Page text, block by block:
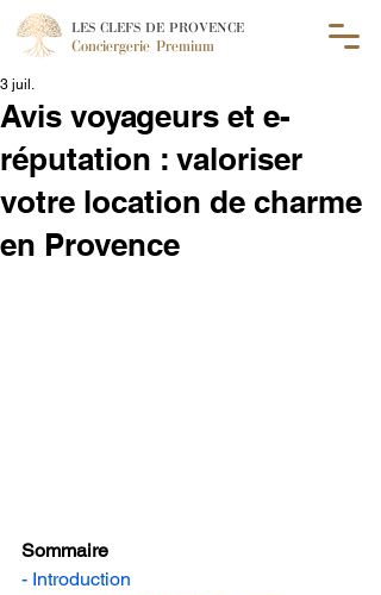
LES CLEFS DE PROVENCE
Conciergerie Premium
Avis voyageurs et e-
réputation : valoriser
votre location de charme
en Provence
3 juil.
Sommaire
- Introduction